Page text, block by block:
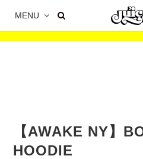
MENU
【AWAKE NY】
HOODIE